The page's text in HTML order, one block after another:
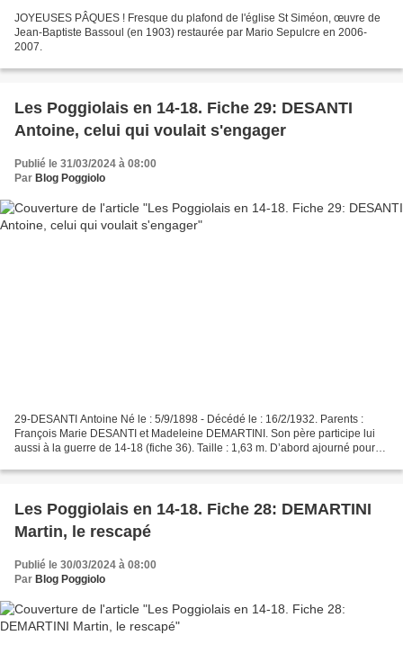
JOYEUSES PÂQUES ! Fresque du plafond de l'église St Siméon, œuvre de
Jean-Baptiste Bassoul (en 1903) restaurée par Mario Sepulcre en 2006-
2007.
Les Poggiolais en 14-18. Fiche 29: DESANTI
Antoine, celui qui voulait s'engager
Publié le 31/03/2024 à 08:00
Par Blog Poggiolo
29-DESANTI Antoine Né le : 5/9/1898 - Décédé le : 16/2/1932. Parents :
François Marie DESANTI et Madeleine DEMARTINI. Son père participe lui
aussi à la guerre de 14-18 (fiche 36). Taille : 1,63 m. D’abord ajourné pour
Les Poggiolais en 14-18. Fiche 28: DEMARTINI
Martin, le rescapé
Publié le 30/03/2024 à 08:00
Par Blog Poggiolo